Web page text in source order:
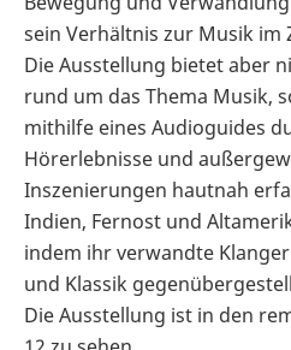
sein Verhältnis zur Musik im
Die Ausstellung bietet aber
rund um das Thema Musik,
mithilfe eines Audioguides
Hörerlebnisse und
Inszenierungen hautnah
Indien, Fernost und
indem ihr verwandte
und Klassik
Die Ausstellung ist in den